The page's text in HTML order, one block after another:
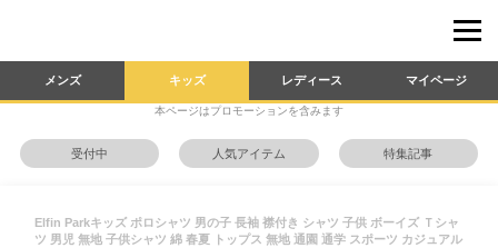
メンズ キッズ レディース マイページ
本ページはプロモーションを含みます
受付中 人気アイテム 特集記事
Elfin Parkキッズ ポロシャツ 男の子 長袖 襟付き シャツ 子供 ボーイズ Ｔシャ
ツ 男児 無地 子供シャツ 綿 春夏 トップス 無地 通園 通学 スポーツ カジュアル